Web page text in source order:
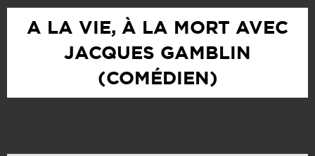
A LA VIE, À LA MORT AVEC
JACQUES GAMBLIN
(COMÉDIEN)